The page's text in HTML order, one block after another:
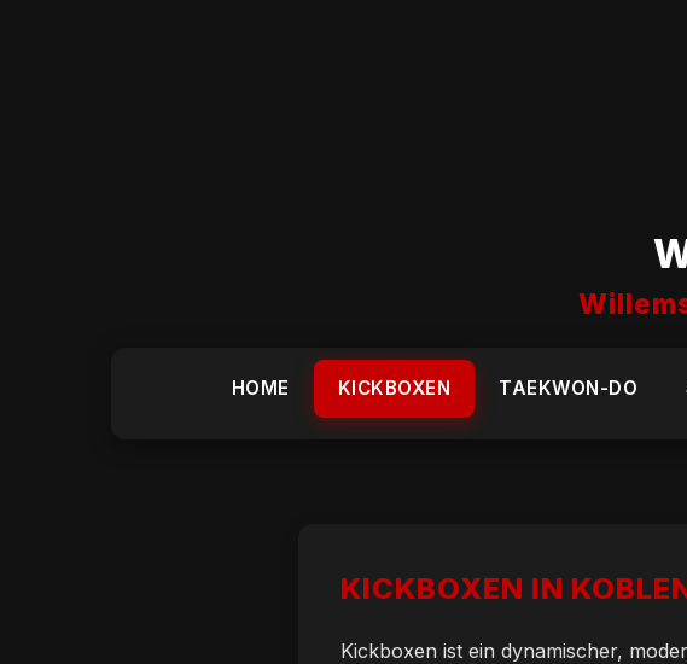
HOME KICKBOXEN TAEKWON-DO
KICKBOXEN IN
Kickboxen ist ein dynamischer,